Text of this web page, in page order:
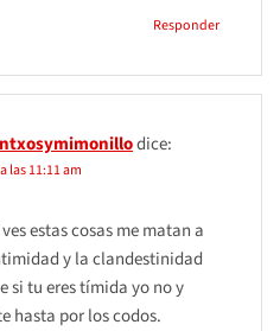
Responder
dice:
las 11:11 am
estas cosas me matan a
y la clandestinidad
si tu eres tímida yo no y
hasta por los codos.